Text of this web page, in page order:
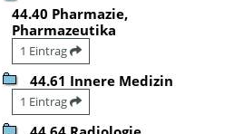
44.40 Pharmazie,
Pharmazeutika
1 Eintrag
44.61 Innere Medizin
1 Eintrag